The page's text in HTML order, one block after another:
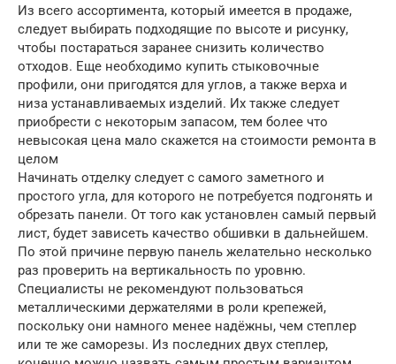
Из всего ассортимента, который имеется в продаже,
следует выбирать подходящие по высоте и рисунку,
чтобы постараться заранее снизить количество
отходов. Еще необходимо купить стыковочные
профили, они пригодятся для углов, а также верха и
низа устанавливаемых изделий. Их также следует
приобрести с некоторым запасом, тем более что
невысокая цена мало скажется на стоимости ремонта в
целом
Начинать отделку следует с самого заметного и
простого угла, для которого не потребуется подгонять и
обрезать панели. От того как установлен самый первый
лист, будет зависеть качество обшивки в дальнейшем.
По этой причине первую панель желательно несколько
раз проверить на вертикальность по уровню.
Специалисты не рекомендуют пользоваться
металлическими держателями в роли крепежей,
поскольку они намного менее надёжны, чем степлер
или те же саморезы. Из последних двух степлер,